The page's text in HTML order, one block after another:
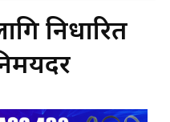
निर्धारित